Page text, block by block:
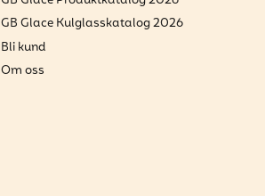
GB Glace Kulglasskatalog 2026
Bli kund
Om oss